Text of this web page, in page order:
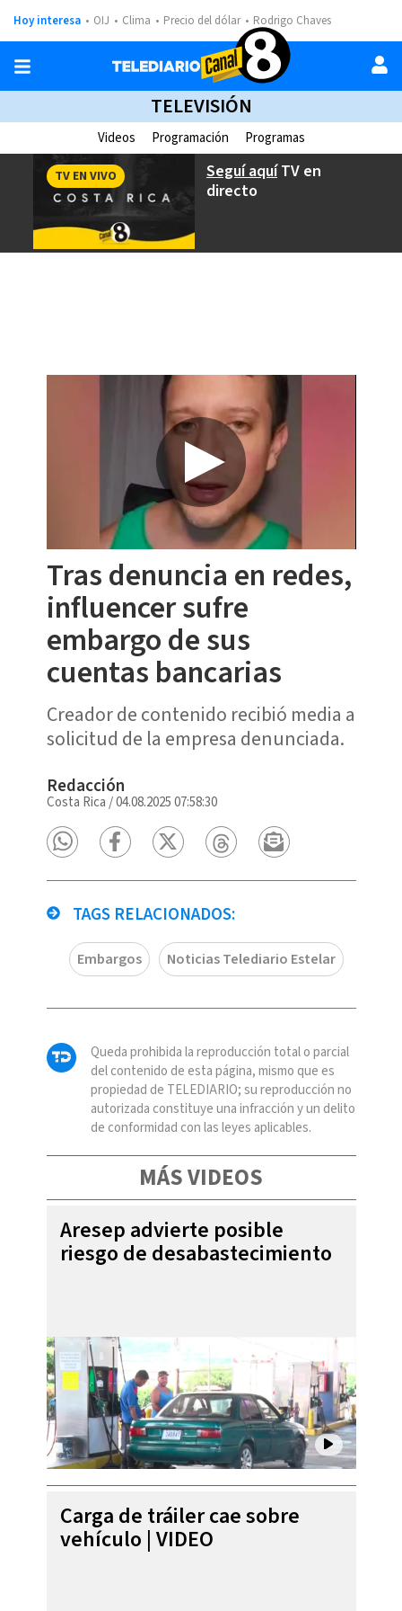
Hoy interesa OIJ Clima Precio del dólar Rodrigo Chaves
TELEVISIÓN
Videos Programación Programas
Seguí aquíTV en
directo
TV EN VIVO
Tras denuncia en redes,
influencer sufre
embargo de sus
cuentas bancarias
Creador de contenido recibió media a
solicitud de la empresa denunciada.
Redacción
Costa Rica /04.08.2025 07:58:30
TAGS RELACIONADOS:
Embargos Noticias Telediario Estelar
Queda prohibida la reproducción total o parcial
del contenido de esta página, mismo que es
propiedad de TELEDIARIO; su reproducción no
autorizada constituye una infracción y un delito
de conformidad con las leyes aplicables.
MÁS VIDEOS
Aresep advierte posible
riesgo de desabastecimiento
Carga de tráiler cae sobre
vehículo | VIDEO